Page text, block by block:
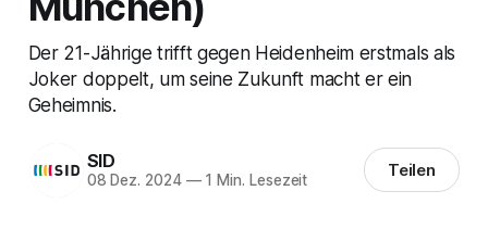
Der 21-Jährige trifft gegen Heidenheim erstmals als
Joker doppelt, um seine Zukunft macht er ein
Geheimnis.
SID
08 Dez. 2024 —1 Min. Lesezeit Teilen